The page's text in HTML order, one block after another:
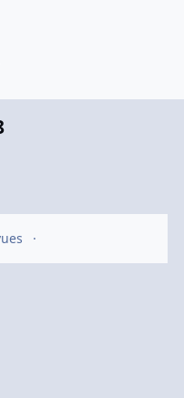
carousel slide
carousel slide